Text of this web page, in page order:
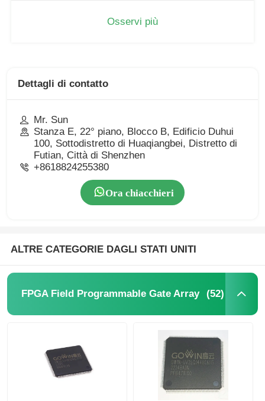
Osservi più
Dettagli di contatto
Mr. Sun
Stanza E, 22° piano, Blocco B, Edificio Duhui
100, Sottodistretto di Huaqiangbei, Distretto di
Futian, Città di Shenzhen
+8618824255380
Ora chiacchieri
ALTRE CATEGORIE DAGLI STATI UNITI
FPGA Field Programmable Gate Array (52)